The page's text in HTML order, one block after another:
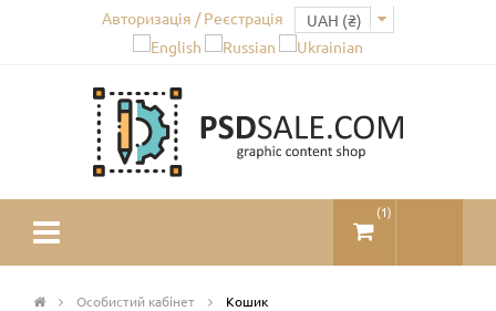
Авторизація / Реєстрація
(1)
Особистий кабінет Кошик